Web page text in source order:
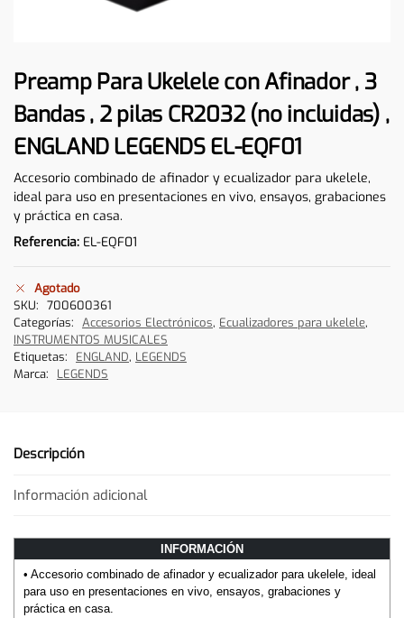
Preamp Para Ukelele con Afinador , 3
Bandas , 2 pilas CR2032 (no incluidas) ,
ENGLAND LEGENDS EL-EQF01
Accesorio combinado de afinador y ecualizador para ukelele,
ideal para uso en presentaciones en vivo, ensayos, grabaciones
y práctica en casa.
Referencia: EL-EQF01
Agotado
SKU: 700600361
Categorías: Accesorios Electrónicos, Ecualizadores para ukelele,
INSTRUMENTOS MUSICALES
Etiquetas:
ENGLAND, LEGENDS
Marca:
LEGENDS
Descripción
Información adicional
INFORMACIÓN
• Accesorio combinado de afinador y ecualizador para ukelele, ideal
para uso en presentaciones en vivo, ensayos, grabaciones y
práctica en casa.